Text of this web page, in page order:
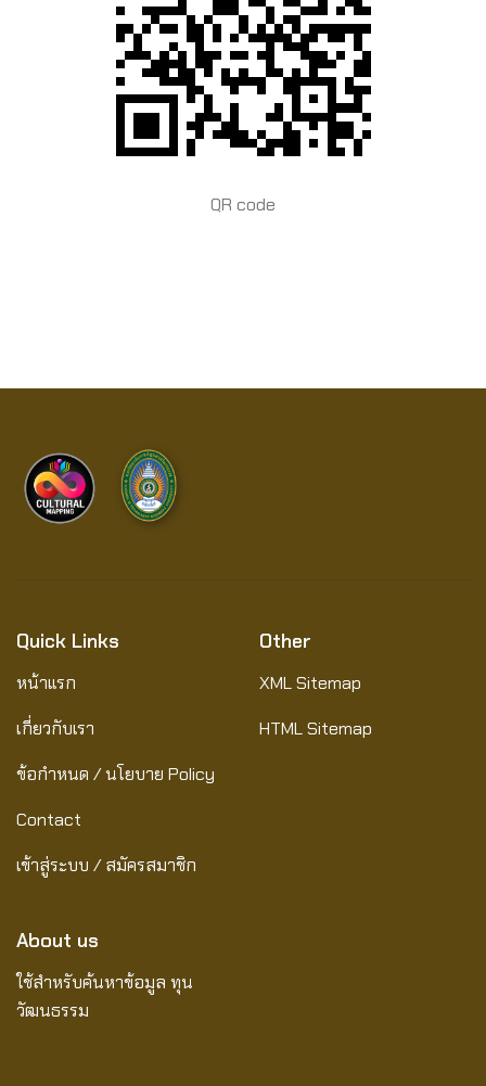
QR code
Quick Links
หน้าแรก
เกี่ยวกับเรา
ข้อกำหนด / นโยบาย Policy
Contact
เข้าสู่ระบบ / สมัครสมาชิก
Other
XML Sitemap
HTML Sitemap
About us
ใช้สำหรับค้นหาข้อมูล ทุน
วัฒนธรรม